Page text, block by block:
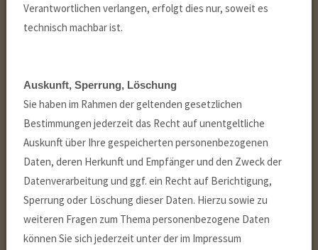
Verantwortlichen verlangen, erfolgt dies nur, soweit es
technisch machbar ist.
Auskunft, Sperrung, Löschung
Sie haben im Rahmen der geltenden gesetzlichen
Bestimmungen jederzeit das Recht auf unentgeltliche
Auskunft über Ihre gespeicherten personenbezogenen
Daten, deren Herkunft und Empfänger und den Zweck der
Datenverarbeitung und ggf. ein Recht auf Berichtigung,
Sperrung oder Löschung dieser Daten. Hierzu sowie zu
weiteren Fragen zum Thema personenbezogene Daten
können Sie sich jederzeit unter der im Impressum